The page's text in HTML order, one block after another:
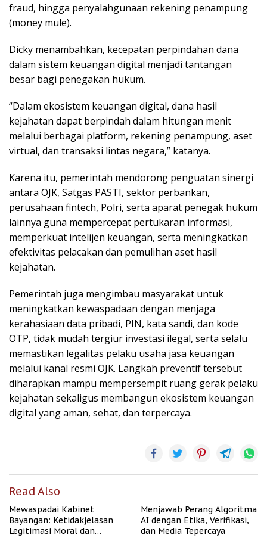
fraud, hingga penyalahgunaan rekening penampung
(money mule).
Dicky menambahkan, kecepatan perpindahan dana
dalam sistem keuangan digital menjadi tantangan
besar bagi penegakan hukum.
“Dalam ekosistem keuangan digital, dana hasil
kejahatan dapat berpindah dalam hitungan menit
melalui berbagai platform, rekening penampung, aset
virtual, dan transaksi lintas negara,” katanya.
Karena itu, pemerintah mendorong penguatan sinergi
antara OJK, Satgas PASTI, sektor perbankan,
perusahaan fintech, Polri, serta aparat penegak hukum
lainnya guna mempercepat pertukaran informasi,
memperkuat intelijen keuangan, serta meningkatkan
efektivitas pelacakan dan pemulihan aset hasil
kejahatan.
Pemerintah juga mengimbau masyarakat untuk
meningkatkan kewaspadaan dengan menjaga
kerahasiaan data pribadi, PIN, kata sandi, dan kode
OTP, tidak mudah tergiur investasi ilegal, serta selalu
memastikan legalitas pelaku usaha jasa keuangan
melalui kanal resmi OJK. Langkah preventif tersebut
diharapkan mampu mempersempit ruang gerak pelaku
kejahatan sekaligus membangun ekosistem keuangan
digital yang aman, sehat, dan terpercaya.
Read Also
Mewaspadai Kabinet
Bayangan: Ketidakjelasan
Legitimasi Moral dan
Menjawab Perang Algoritma
AI dengan Etika, Verifikasi,
dan Media Tepercaya